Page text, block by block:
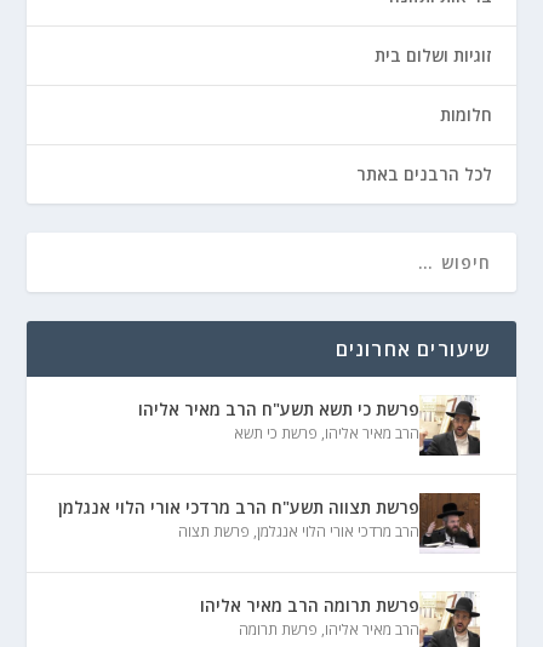
זוגיות ושלום בית
חלומות
לכל הרבנים באתר
שיעורים אחרונים
פרשת כי תשא תשע"ח הרב מאיר אליהו
הרב מאיר אליהו, פרשת כי תשא
פרשת תצווה תשע"ח הרב מרדכי אורי הלוי אנגלמן
הרב מרדכי אורי הלוי אנגלמן, פרשת תצוה
פרשת תרומה הרב מאיר אליהו
הרב מאיר אליהו, פרשת תרומה